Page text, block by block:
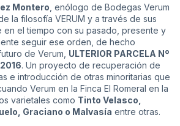
Montero , enólogo de Bodegas Verum
la filosofía VERUM y a través de sus
en el tiempo con su pasado, presente y
seguir ese orden, de hecho
de Verum, ULTERIOR PARCELA Nº
. Un proyecto de recuperación de
e introducción de otras minoritarias que
Verum en la Finca El Romeral en la
varietales como Tinto Velasco,
Graciano o Malvasía entre otras.